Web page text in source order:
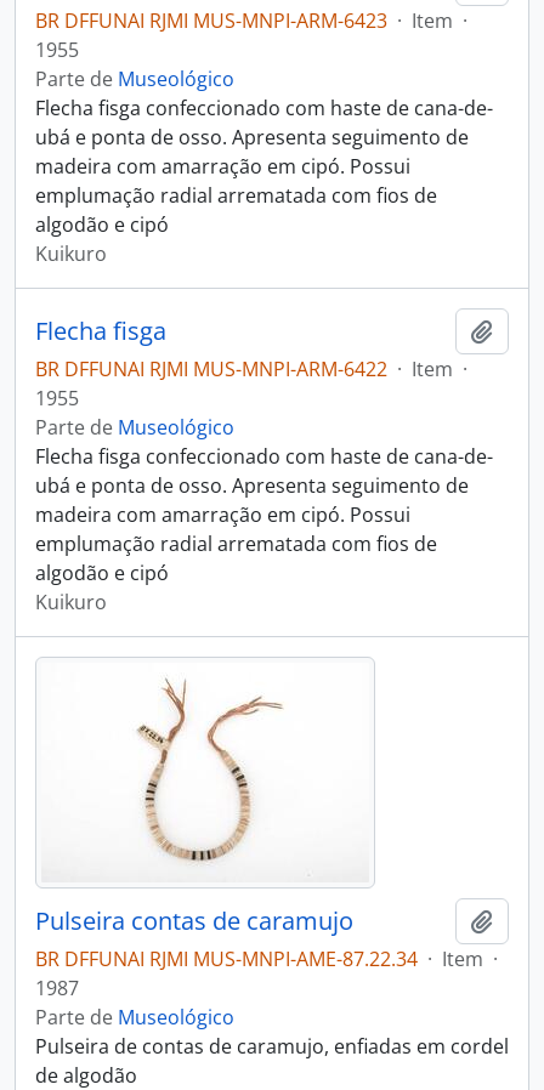
BR DFFUNAI RJMI MUS-MNPI-ARM-6423 · Item ·
1955
Parte de Museológico
Flecha fisga confeccionado com haste de cana-de-
ubá e ponta de osso. Apresenta seguimento de
madeira com amarração em cipó. Possui
emplumação radial arrematada com fios de
algodão e cipó
Kuikuro
Flecha fisga
BR DFFUNAI RJMI MUS-MNPI-ARM-6422 · Item ·
1955
Parte de Museológico
Flecha fisga confeccionado com haste de cana-de-
ubá e ponta de osso. Apresenta seguimento de
madeira com amarração em cipó. Possui
emplumação radial arrematada com fios de
algodão e cipó
Kuikuro
Pulseira contas de caramujo
BR DFFUNAI RJMI MUS-MNPI-AME-87.22.34 · Item ·
1987
Parte de Museológico
Pulseira de contas de caramujo, enfiadas em cordel
de algodão